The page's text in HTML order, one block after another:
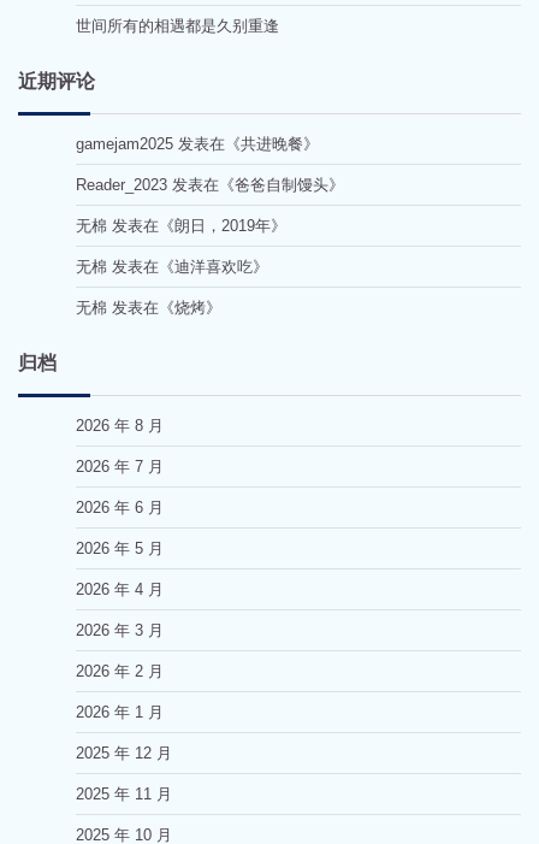
世间所有的相遇都是久别重逢
近期评论
gamejam2025 发表在《共进晚餐》
Reader_2023 发表在《爸爸自制馒头》
无棉 发表在《朗日，2019年》
无棉 发表在《迪洋喜欢吃》
无棉 发表在《烧烤》
归档
2026 年 8 月
2026 年 7 月
2026 年 6 月
2026 年 5 月
2026 年 4 月
2026 年 3 月
2026 年 2 月
2026 年 1 月
2025 年 12 月
2025 年 11 月
2025 年 10 月